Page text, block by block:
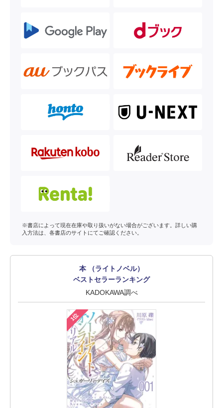
※書店によって現在在庫や取り扱いがない場合がございます。詳しい購
入方法は、各書店のサイトにてご確認ください。
本 （ライトノベル）
ベストセラーランキング
KADOKAWA調べ
1位